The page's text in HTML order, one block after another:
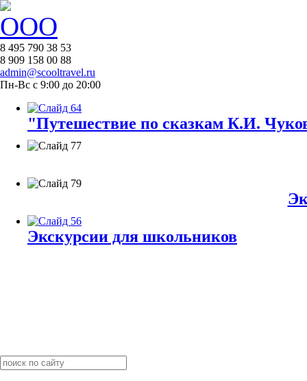
8 495 790 38 53
8 909 158 00 88
admin@scooltravel.ru
Пн-Вс с 9:00 до 20:00
"Путешествие по сказкам К.И.
Экскурсии для школьников